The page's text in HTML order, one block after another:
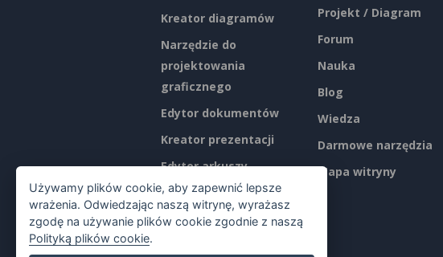
Kreator diagramów
Narzędzie do
projektowania
graficznego
Edytor dokumentów
Kreator prezentacji
Edytor arkuszy
kalkulacyjnych
Ceny
Projekt / Diagram
Forum
Nauka
Blog
Wiedza
Darmowe narzędzia
Mapa witryny
Używamy plików cookie, aby zapewnić lepsze
wrażenia. Odwiedzając naszą witrynę, wyrażasz
zgodę na używanie plików cookie zgodnie z naszą
Polityką plików cookie.